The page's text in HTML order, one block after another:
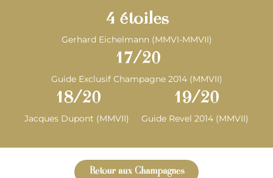
Gerhard Eichelmann (MMVI-MMVII)
4 étoiles
Guide Exclusif Champagne 2014 (MMVII)
17/20
Jacques Dupont (MMVII)
18/20
Guide Revel 2014 (MMVII)
19/20
Retour aux Champagnes